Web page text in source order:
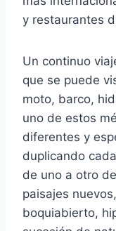
y restaurantes
Un continuo
que se puede
moto, barco,
uno de estos
diferentes y
duplicando
de uno a otro
paisajes
boquiabierto,